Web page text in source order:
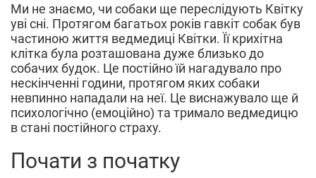
р.
Ми не знаємо, чи собаки ще переслідують Квітку
уві сні. Протягом багатьох років гавкіт собак був
частиною життя ведмедиці Квітки. Її крихітна
клітка була розташована дуже близько до
собачих будок. Це постійно їй нагадувало про
нескінченні години, протягом яких собаки
невпинно нападали на неї. Це виснажувало ще й
психологічно (емоційно) та тримало ведмедицю
в стані постійного страху.
Почати з початку